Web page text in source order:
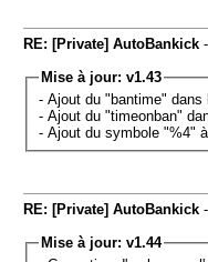
RE: [Private] AutoBankick -
Mise à jour: v1.43
- Ajout du "bantime"
- Ajout du "timeonban"
- Ajout du symbole "%4"
RE: [Private] AutoBankick -
Mise à jour: v1.44